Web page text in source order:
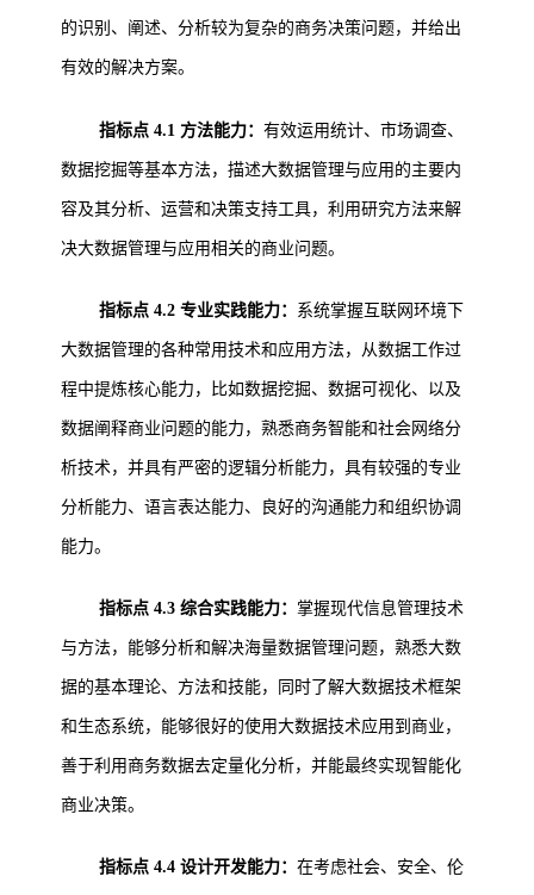
的识别、阐述、分析较为复杂的商务决策问题，并给出
有效的解决方案。
指标点 4.1 方法能力：有效运用统计、市场调查、
数据挖掘等基本方法，描述大数据管理与应用的主要内
容及其分析、运营和决策支持工具，利用研究方法来解
决大数据管理与应用相关的商业问题。
指标点 4.2 专业实践能力： 系统掌握互联网环境下
大数据管理的各种常用技术和应用方法，从数据工作过
程中提炼核心能力，比如数据挖掘、数据可视化、以及
数据阐释商业问题的能力，熟悉商务智能和社会网络分
析技术，并具有严密的逻辑分析能力，具有较强的专业
分析能力、语言表达能力、良好的沟通能力和组织协调
能力。
指标点 4.3 综合实践能力： 掌握现代信息管理技术
与方法，能够分析和解决海量数据管理问题，熟悉大数
据的基本理论、方法和技能，同时了解大数据技术框架
和生态系统，能够很好的使用大数据技术应用到商业，
善于利用商务数据去定量化分析，并能最终实现智能化
商业决策。
指标点 4.4 设计开发能力：在考虑社会、安全、伦